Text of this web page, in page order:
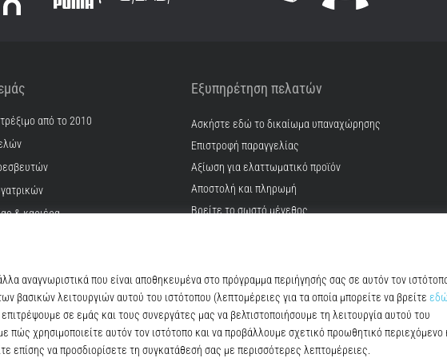
από το 2010
& καριέρα
Εξυπηρέτηση πελατών
Ασκήστε εδώ το δικαίωμα υπαναχώρησης
Επιστροφή παραγγελίας
Αξίωση για ελαττωματικό προϊόν
Αποστολή και πληρωμή
Βρείτε το σωστό μέγεθος
Πολιτική απορρήτου
© 2010 – 2026 Top4Running.cy